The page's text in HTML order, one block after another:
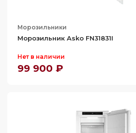
Морозильники
Морозильник Asko FN31831I
Нет в наличии
99 900 ₽